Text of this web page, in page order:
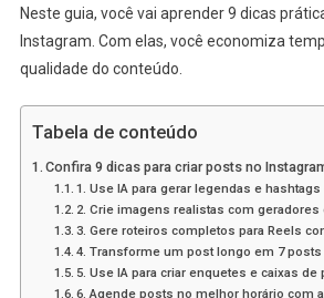
Neste guia, você vai aprender 9 dicas
Instagram. Com elas, você economiza
qualidade do conteúdo.
Tabela de conteúdo
Confira 9 dicas para criar posts no
1. Use IA para gerar legendas e
2. Crie imagens realistas com geradores
3. Gere roteiros completos para Reels
4. Transforme um post longo em 7
5. Use IA para criar enquetes e caixas de
6. Agende posts no melhor horário com